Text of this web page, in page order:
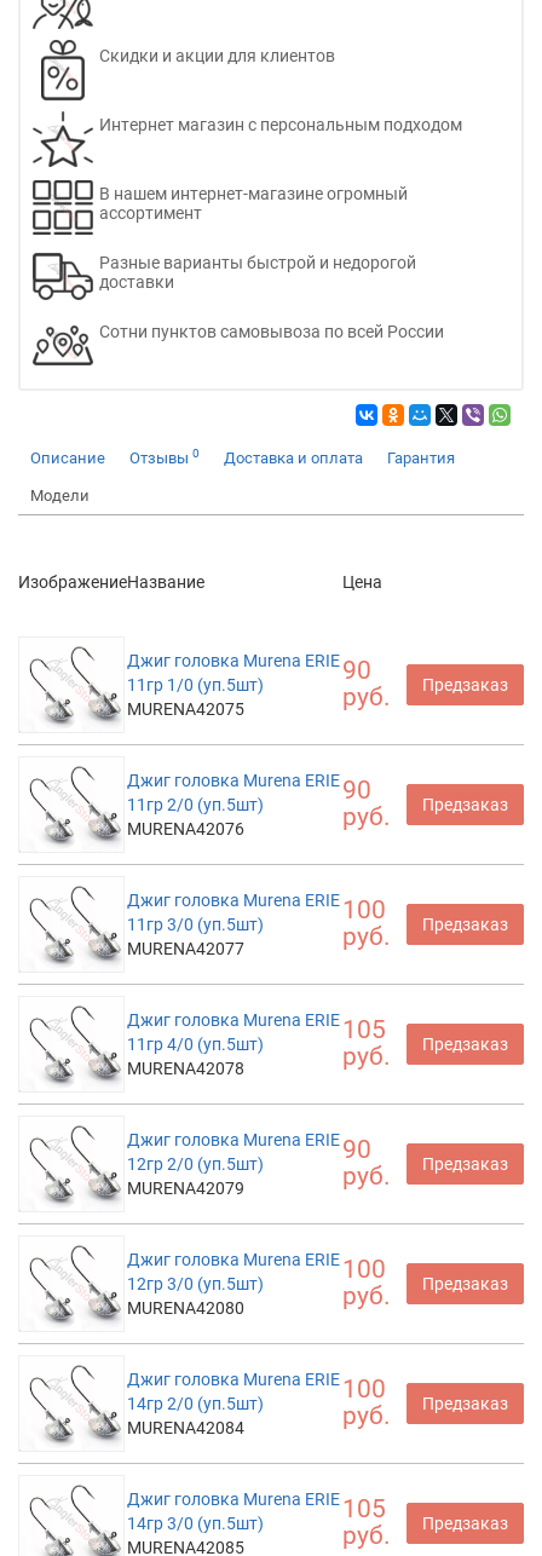
Скидки и акции для клиентов
Интернет магазин с персональным подходом
В нашем интернет-магазине огромный
ассортимент
Разные варианты быстрой и недорогой
доставки
Сотни пунктов самовывоза по всей России
Описание Отзывы 0 Доставка и оплата Гарантия
Модели
ИзображениеНазвание Цена
Джиг головка Murena ERIE
11гр 1/0 (уп.5шт)
MURENA42075
90
руб.
Предзаказ
Джиг головка Murena ERIE
11гр 2/0 (уп.5шт)
MURENA42076
90
руб.
Предзаказ
Джиг головка Murena ERIE
11гр 3/0 (уп.5шт)
MURENA42077
100
руб.
Предзаказ
Джиг головка Murena ERIE
11гр 4/0 (уп.5шт)
MURENA42078
105
руб.
Предзаказ
Джиг головка Murena ERIE
12гр 2/0 (уп.5шт)
MURENA42079
90
руб.
Предзаказ
Джиг головка Murena ERIE
12гр 3/0 (уп.5шт)
MURENA42080
100
руб.
Предзаказ
Джиг головка Murena ERIE
14гр 2/0 (уп.5шт)
MURENA42084
100
руб.
Предзаказ
Джиг головка Murena ERIE
14гр 3/0 (уп.5шт)
MURENA42085
105
руб.
Предзаказ